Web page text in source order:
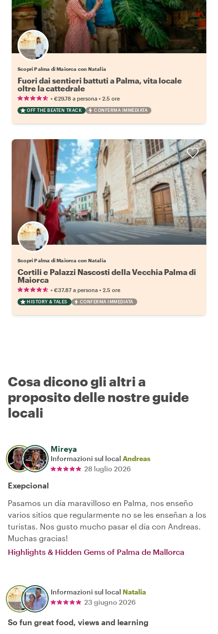
Scopri Palma di Maiorca con Natalia
Fuori dai sentieri battuti a Palma, vita locale
oltre la cattedrale
• €29.78 a persona • 2.5 ore
OFF THE BEATEN TRACK CONFERMA IMMEDIATA
Scopri Palma di Maiorca con Natalia
Cortili e Palazzi Nascosti della Vecchia Palma di
Maiorca
• €37.87 a persona • 2.5 ore
HISTORY & TALES CONFERMA IMMEDIATA
Cosa dicono gli altri a
proposito delle nostre guide
locali
Mireya
Informazioni sul local Andreas
28 luglio 2026
Exepcional
Pasamos un día maravilloso en Palma, nos enseño
varios sitios que regularmente no se les enseñan a los
turistas. Nos gusto mucho pasar el día con Andreas.
Muchas gracias!
Highlights & Hidden Gems of Palma de Mallorca
Informazioni sul local Natalia
23 giugno 2026
So fun great food, views and learning